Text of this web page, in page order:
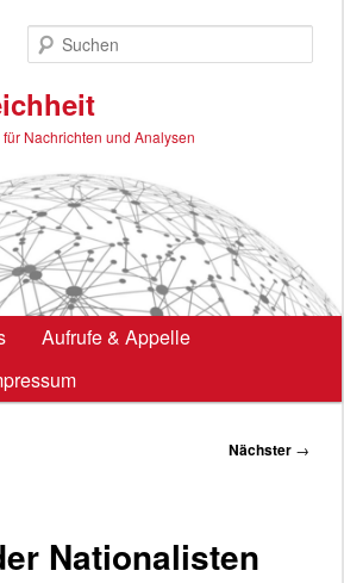
Nachrichten und Analysen
Aufrufe & Appelle
Nächster →
Nationalisten